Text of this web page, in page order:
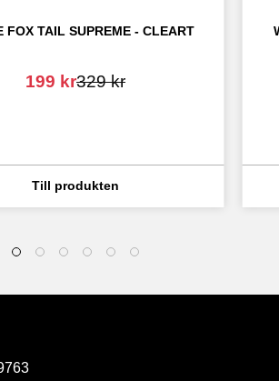
FOX TAIL SUPREME - CLEART
199 kr329kr